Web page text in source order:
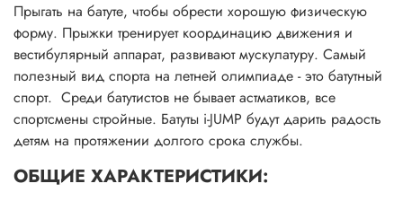
Прыгать на батуте, чтобы обрести хорошую физическую
форму. Прыжки тренирует координацию движения и
вестибулярный аппарат, развивают мускулатуру. Самый
полезный вид спорта на летней олимпиаде - это батутный
спорт. Среди батутистов не бывает астматиков, все
спортсмены стройные. Батуты i-JUMP будут дарить радость
детям на протяжении долгого срока службы.
ОБЩИЕ ХАРАКТЕРИСТИКИ: